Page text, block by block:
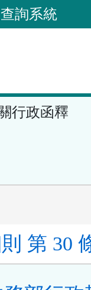
詢系統
行政函釋
第 30